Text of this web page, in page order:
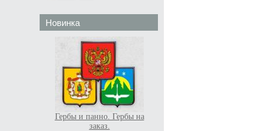
Новинка
Гербы и панно. Гербы на
заказ.